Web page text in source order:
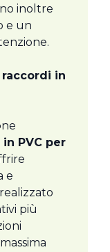
inoltre
e un
in
PVC per
e
più